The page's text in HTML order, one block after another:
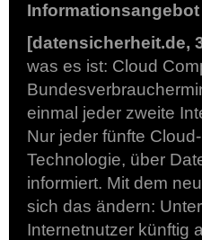
[datensicherheit.de,
was es ist: Cloud
einmal jeder zweite
Nur jeder fünfte
Technologie, über
informiert. Mit dem
sich das ändern:
Internetnutzer künftig